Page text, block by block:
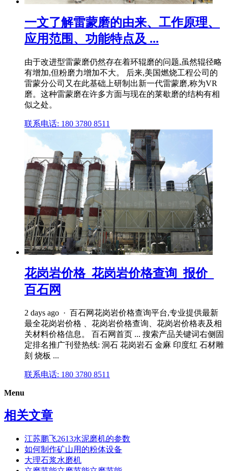
一文了解雷蒙磨的由来、工作原理、
应用范围、功能特点及 ...
由于改进型雷蒙磨仍然存在着环辊磨的问题,虽然辊径略
有增加,但粉磨力增加不大。 后来,美国燃烧工程公司的
雷蒙分公司又在此基础上研制出新一代雷蒙磨,称为VR
磨。这种雷蒙磨在许多方面与现在的莱歇磨的结构有相
似之处。
联系电话: 180 3780 8511
花岗岩价格_花岗岩价格查询_报价_
百石网
2 days ago · 百石网花岗岩价格查询平台,专业提供最新
最全花岗岩价格 、花岗岩价格查询、花岗岩价格表及相
关材料价格信息。 百石网首页 ... 搜索产品关键词右侧固
定排名推广刊登热线: 洞石 花岗岩石 金麻 印度红 石材雕
刻 烧板 ...
联系电话: 180 3780 8511
Menu
相关文章
江苏鹏飞2613水泥磨机的参数
如何制作矿山用的粉体设备
大理石浆水磨机